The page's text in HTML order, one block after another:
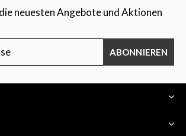
neuesten Angebote und Aktionen
ABONNIEREN